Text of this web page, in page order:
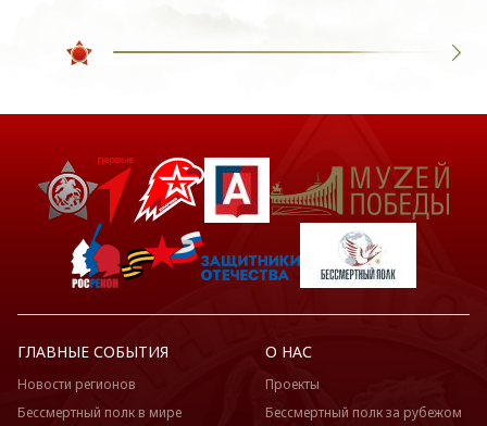
ГЛАВНЫЕ СОБЫТИЯ
Новости регионов
Бессмертный полк в мире
О НАС
Проекты
Бессмертный полк за рубежом